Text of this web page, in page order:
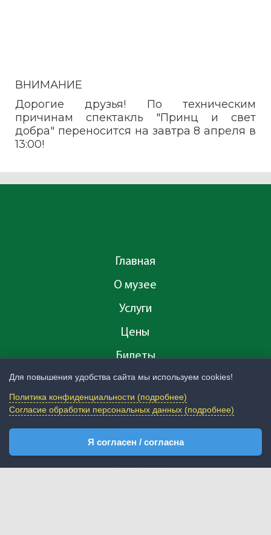
ВНИМАНИЕ
Дорогие друзья! По техническим
причинам спектакль "Принц и свет
добра" переносится на завтра 8 апреля в
13:00!
Главная
О музее
Услуги
Цены
Билеты
Экспозиция
Посетителям
Публикации
Для повышения удобства сайта мы используем cookies!
Политика конфиденциальности (подробнее)
Согласие обработки персональных данных (подробнее)
Я согласен / согласна